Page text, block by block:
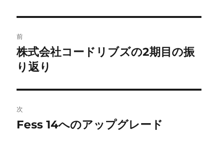
稿
ナ
ビ
ゲ
ー
前
前
の
稿:
株式会社コードリブズの2期目の振
り返り
次
次
Fess 14へのアップグレード